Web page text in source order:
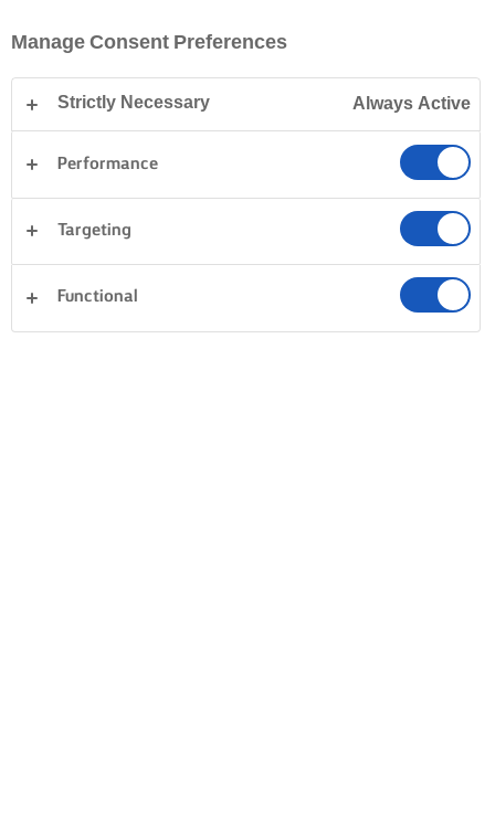
Manage Consent Preferences
Strictly Necessary Always Active
Performance
Targeting
Functional